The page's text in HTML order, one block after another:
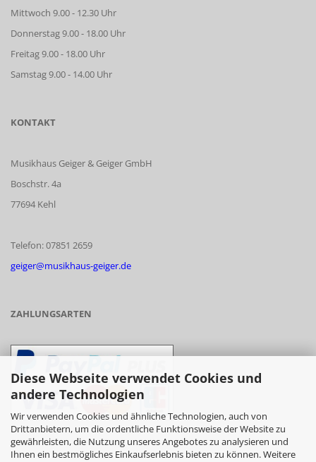
Diese Webseite verwendet Cookies und
andere Technologien
Wir verwenden Cookies und ähnliche Technologien, auch von
Drittanbietern, um die ordentliche Funktionsweise der Website zu
gewährleisten, die Nutzung unseres Angebotes zu analysieren und
Ihnen ein bestmögliches Einkaufserlebnis bieten zu können. Weitere
Mittwoch 9.00 - 12.30 Uhr
Donnerstag 9.00 - 18.00 Uhr
Freitag 9.00 - 18.00 Uhr
Samstag 9.00 - 14.00 Uhr
KONTAKT
Musikhaus Geiger & Geiger GmbH
Boschstr. 4a
77694 Kehl
Telefon: 07851 2659
geiger@musikhaus-geiger.de
ZAHLUNGSARTEN
- Vorkasse/Überweisung